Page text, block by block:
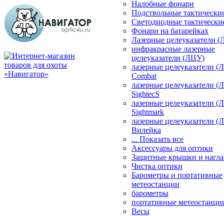
Налобные фонари
Подствольные
Светодиодные
Фонари на батарейках
Лазерные целеуказатели
инфракрасные лазерные
целеуказатели (ЛЦУ)
лазерные целеуказатели
Combat
лазерные целеуказатели
SightecS
лазерные целеуказатели
Sightmark
лазерные целеуказатели
Вилейка
... Показать все
Аксессуары для оптики
Защитные крышки и
Чистка оптики
Барометры и портативные
метеостанции
барометры
портативные
Весы